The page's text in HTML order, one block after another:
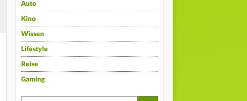
Auto
Kino
Wissen
Lifestyle
Reise
Gaming